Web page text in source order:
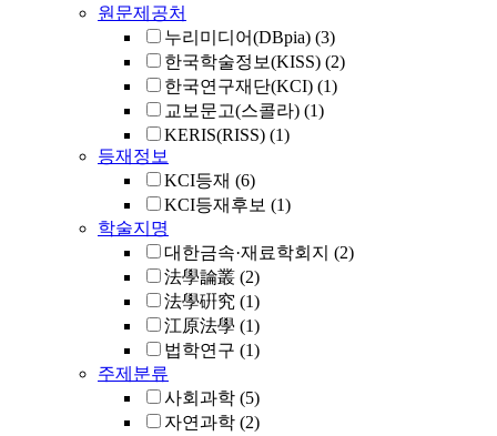
원문제공처
누리미디어(DBpia) (3)
한국학술정보(KISS) (2)
한국연구재단(KCI) (1)
교보문고(스콜라) (1)
KERIS(RISS) (1)
등재정보
KCI등재 (6)
KCI등재후보 (1)
학술지명
대한금속·재료학회지 (2)
法學論叢 (2)
法學硏究 (1)
江原法學 (1)
법학연구 (1)
주제분류
사회과학 (5)
자연과학 (2)